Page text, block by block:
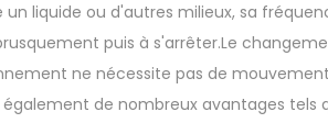
liquide ou d'autres milieux, sa
puis à s'arrêter.Le
ne nécessite pas de
de nombreux avantages